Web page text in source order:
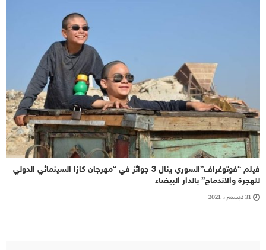
فيلم “فوتوغراف”السوري ينال 3 جوائز في “مهرجان كازا السينمائي الدولي
للهجرة والاندماج” بالدار البيضاء
31 ديسمبر، 2021